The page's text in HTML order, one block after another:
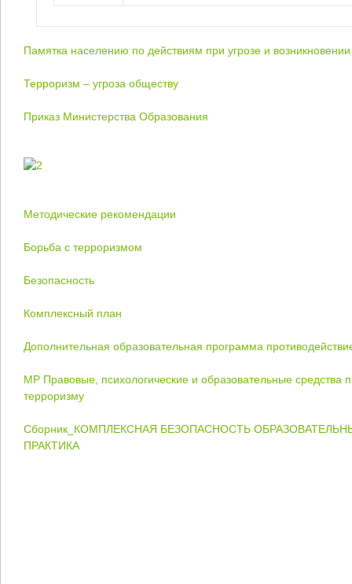
Памятка населению по действиям при угрозе и возникновении
Терроризм – угроза обществу
Приказ Министерства Образования
Методические рекомендации
Борьба с терроризмом
Безопасность
Комплексный план
Дополнительная образовательная программа
МР Правовые, психологические и образовательные средства
терроризму
Сборник_КОМПЛЕКСНАЯ БЕЗОПАСНОСТЬ
ПРАКТИКА